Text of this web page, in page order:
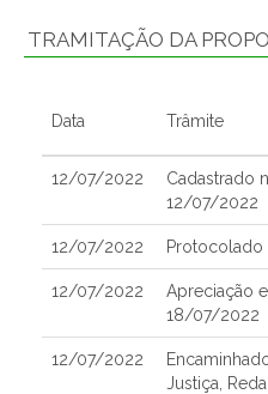
TRAMITAÇÃO DA
Data Trâmite
12/07/2022
Cadastrado
12/07/2022
12/07/2022
12/07/2022
Apreciação
18/07/2022
12/07/2022
Justiça,